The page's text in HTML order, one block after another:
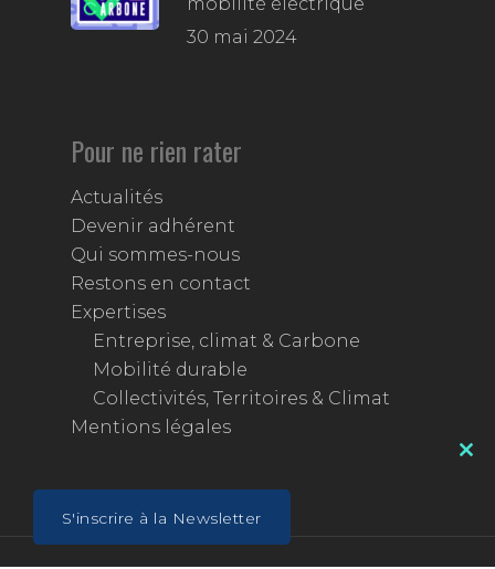
30 mai 2024
Pour ne rien rater
Actualités
Devenir adhérent
Qui sommes-nous
Restons en contact
Expertises
Entreprise, climat & Carbone
Mobilité durable
Collectivités, Territoires & Climat
Mentions légales
S'inscrire à la Newsletter